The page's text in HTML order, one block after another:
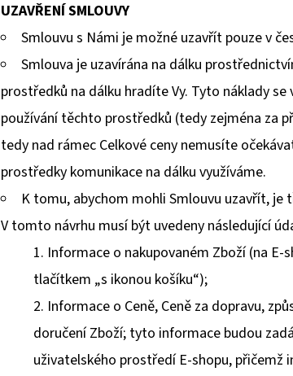
UZAVŘENÍ SMLOUVY
Smlouvu s Námi je možné uzavřít pouze v
Smlouva je uzavírána na dálku
prostředků na dálku hradíte Vy. Tyto náklady
používání těchto prostředků (tedy zejména za
tedy nad rámec Celkové ceny nemusíte
prostředky komunikace na dálku využíváme.
K tomu, abychom mohli Smlouvu uzavřít, je
V tomto návrhu musí být uvedeny následující
Informace o nakupovaném Zboží (na
tlačítkem „s ikonou košíku“);
Informace o Ceně, Ceně za dopravu,
doručení Zboží; tyto informace budou
uživatelského prostředí E-shopu, přičemž